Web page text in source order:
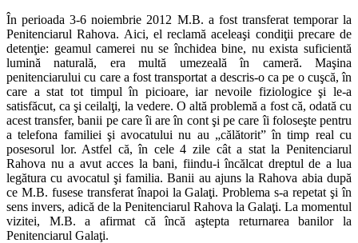
În perioada 3-6 noiembrie 2012 M.B. a fost transferat temporar la
Penitenciarul Rahova. Aici, el reclamă aceleaşi condiţii precare de
detenţie: geamul camerei nu se închidea bine, nu exista suficientă
lumină naturală, era multă umezeală în cameră. Maşina
penitenciarului cu care a fost transportat a descris-o ca pe o cuşcă, în
care a stat tot timpul în picioare, iar nevoile fiziologice şi le-a
satisfăcut, ca şi ceilalţi, la vedere. O altă problemă a fost că, odată cu
acest transfer, banii pe care îi are în cont şi pe care îi foloseşte pentru
a telefona familiei şi avocatului nu au „călătorit” în timp real cu
posesorul lor. Astfel că, în cele 4 zile cât a stat la Penitenciarul
Rahova nu a avut acces la bani, fiindu-i încălcat dreptul de a lua
legătura cu avocatul şi familia. Banii au ajuns la Rahova abia după
ce M.B. fusese transferat înapoi la Galaţi. Problema s-a repetat şi în
sens invers, adică de la Penitenciarul Rahova la Galaţi. La momentul
vizitei, M.B. a afirmat că încă aştepta returnarea banilor la
Penitenciarul Galaţi.